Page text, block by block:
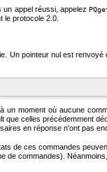
un appel réussi, appelez
le protocole 2.0.
Un pointeur nul est
un moment où aucune
que celles précédemment
en réponse n'ont pas
de ces commandes
de commandes).